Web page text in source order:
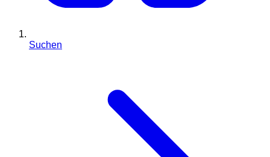
Suchen